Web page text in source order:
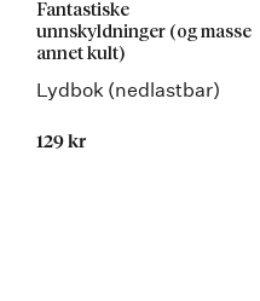
Fantastiske
unnskyldninger (og masse
annet kult)
Lydbok (nedlastbar)
129 kr